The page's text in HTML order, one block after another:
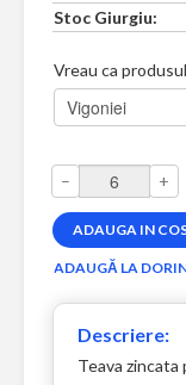
Stoc Giurgiu:
Vreau ca
– +
Descriere:
Teava